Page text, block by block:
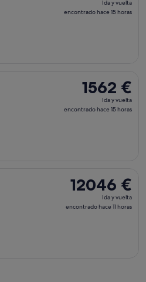
y
Ida y vuelta
encontrado hace 15 horas
1562 €
Ida
y
1562 €
Ida y vuelta
encontrado hace 15 horas
12046 €
Ida
y
12046 €
Ida y vuelta
encontrado hace 11 horas